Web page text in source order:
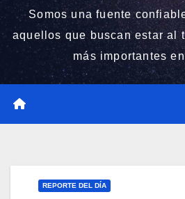
Somos una fuente
aquellos que buscan estar al
más importantes
REPORTE DEL DÍA